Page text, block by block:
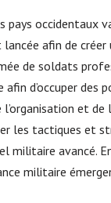
pays occidentaux
afin de
de soldats
d’occuper des
l’organisation et
tactiques et
militaire avancé.
militaire